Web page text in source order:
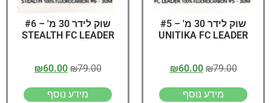
שוק לידר 30 מ' – #5
UNITIKA FC LEADER
₪79.00
₪60.00
מידע נוסף
שוק לידר 30 מ' – #6
STEALTH FC LEADER
₪79.00
₪60.00
מידע נוסף